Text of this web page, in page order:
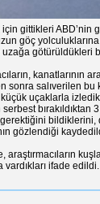
gittikleri ABD’nin
göç
uzağa götürüldükleri
kanatlarının
sonra salıverilen bu
uçaklarla
serbest
gerektiğini
gözlendiği
araştırmacıların
vardıkları ifade edildi.